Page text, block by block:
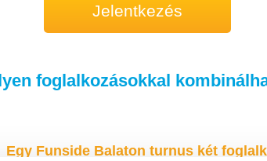
Jelentkezés
foglalkozásokkal
Egy Funside Balaton turnus két